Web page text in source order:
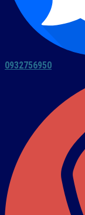
0932756950